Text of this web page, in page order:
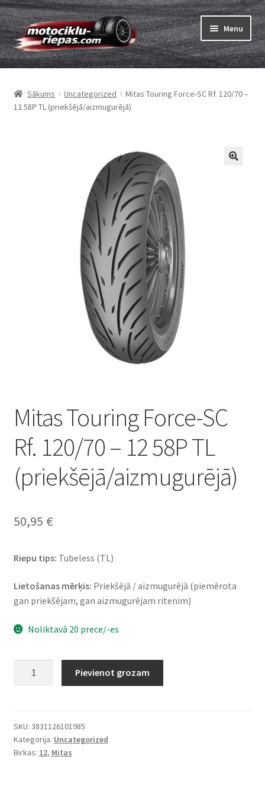
Skip
to
navigation
Skip
to
content
Menu
Riepas
Expand
menu
Kameras
Expand
Expand
Sākums Uncategorized
Mitas Touring Force-SC Rf. 120/70 –
12 58P TL (priekšējā/aizmugurējā)
Mitas Touring Force-SC
Rf. 120/70 – 12 58P TL
(priekšējā/aizmugurējā)
50,95 €
Riepu tips: Tubeless (TL)
Lietošanas mērķis: Priekšējā / aizmugurējā (piemērota
gan priekšējam, gan aizmugurējam ritenim)
Noliktavā 20 prece/-es
Rf.
120/70
-
Pievienot grozam
SKU: 3831126101985
Kategorija: Uncategorized
Birkas: 12, Mitas